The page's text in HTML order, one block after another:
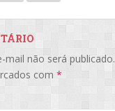
mail não será publicado.
com *